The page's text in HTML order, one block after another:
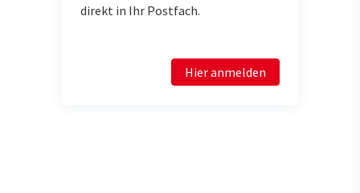
direkt in Ihr Postfach.
Hier anmelden